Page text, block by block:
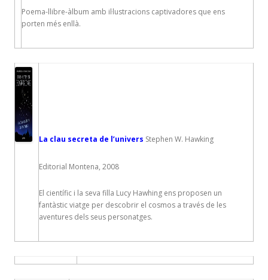
Poema-llibre-àlbum amb il·lustracions captivadores que ens
porten més enllà.
La clau secreta de l’univers Stephen W. Hawking
Editorial Montena, 2008
El científic i la seva filla Lucy Hawhing ens proposen un
fantàstic viatge per descobrir el cosmos a través de les
aventures dels seus personatges.